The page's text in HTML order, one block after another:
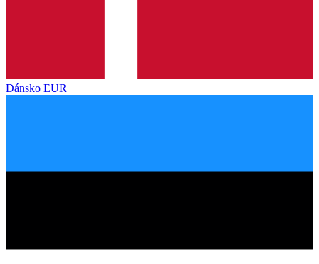
Dánsko EUR